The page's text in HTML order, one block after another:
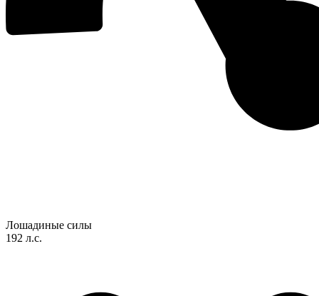
Лошадиные силы
192 л.с.